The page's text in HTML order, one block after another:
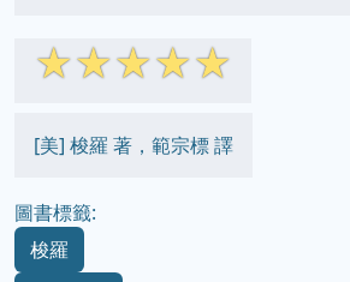
☆☆☆☆☆
[美] 梭羅 著，範宗標 譯
圖書標籤:
梭羅